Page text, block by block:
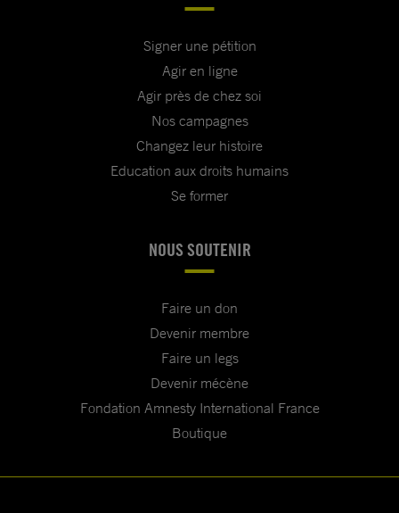
Signer une pétition
Agir en ligne
Agir près de chez soi
Nos campagnes
Changez leur histoire
Education aux droits humains
Se former
NOUS SOUTENIR
Faire un don
Devenir membre
Faire un legs
Devenir mécène
Fondation Amnesty International France
Boutique